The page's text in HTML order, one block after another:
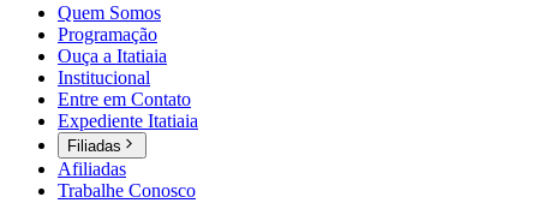
Quem Somos
Programação
Ouça a Itatiaia
Institucional
Entre em Contato
Expediente Itatiaia
Filiadas
Afiliadas
Trabalhe Conosco